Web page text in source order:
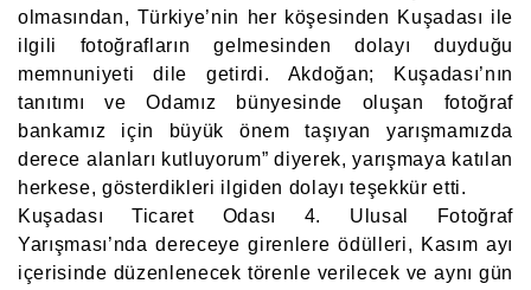
olmasından, Türkiye’nin her köşesinden Kuşadası ile
ilgili fotoğrafların gelmesinden dolayı duyduğu
memnuniyeti dile getirdi. Akdoğan; Kuşadası’nın
tanıtımı ve Odamız bünyesinde oluşan fotoğraf
bankamız için büyük önem taşıyan yarışmamızda
derece alanları kutluyorum” diyerek, yarışmaya katılan
herkese, gösterdikleri ilgiden dolayı teşekkür etti.
Kuşadası Ticaret Odası 4. Ulusal Fotoğraf
Yarışması’nda dereceye girenlere ödülleri, Kasım ayı
içerisinde düzenlenecek törenle verilecek ve aynı gün